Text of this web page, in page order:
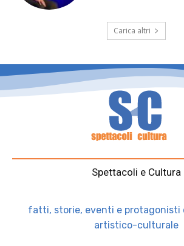
Carica altri
Spettacoli e Cultura
fatti, storie, eventi e protagonisti
artistico-culturale